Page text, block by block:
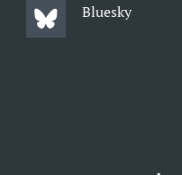
Bluesky